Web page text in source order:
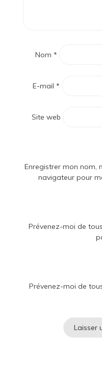
Nom *
E-mail *
Site web
Enregistrer mon nom,
navigateur pour
Prévenez-moi de
Prévenez-moi de